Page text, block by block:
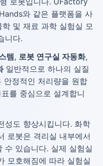
와 같은 플랫폼을 사
및 재료 과학 실험실 모
니다.
템, 로봇 연구실 자동화,
일반적으로 하나의 실질
안정적인 처리량을 원합
를 중심으로 설계합니
성도 향상시킵니다. 화학
로봇은 격리실 내부에서
수 있습니다. 실제 실험실
모호해짐에 따라 실험실